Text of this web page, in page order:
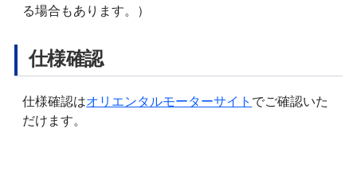
る場合もあります。）
仕様確認
仕様確認はオリエンタルモーターサイト でご確認いた
だけます。